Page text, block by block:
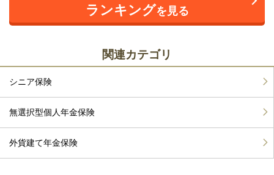
ランキングを見る
関連カテゴリ
シニア保険
無選択型個人年金保険
外貨建て年金保険